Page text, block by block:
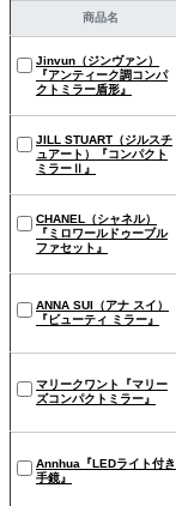
商品名
Jinvun（ジンヴァン）
『アンティーク調コンパ
クトミラー盾形』
JILL STUART（ジルスチ
ュアート）『コンパクト
ミラーⅡ』
CHANEL（シャネル）
『ミロワールドゥーブル
ファセット』
ANNA SUI（アナ スイ）
『ビューティ ミラー』
マリークワント『マリー
ズコンパクトミラー』
Annhua『LEDライト付き
手鏡』